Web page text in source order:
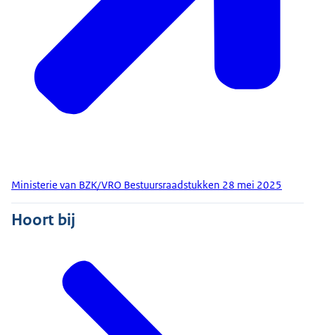
Ministerie van BZK/VRO Bestuursraadstukken 28 mei 2025
Hoort bij